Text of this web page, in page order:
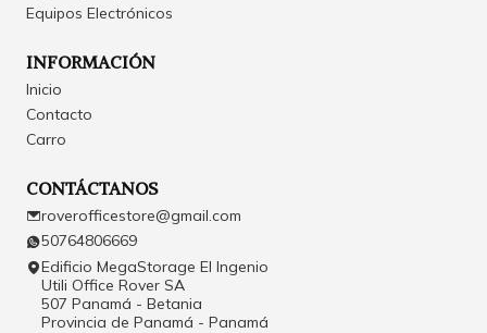
Equipos Electrónicos
INFORMACIÓN
Inicio
Contacto
Carro
CONTÁCTANOS
roverofficestore@gmail.com
50764806669
Edificio MegaStorage El Ingenio
Utili Office Rover SA
507 Panamá - Betania
Provincia de Panamá - Panamá